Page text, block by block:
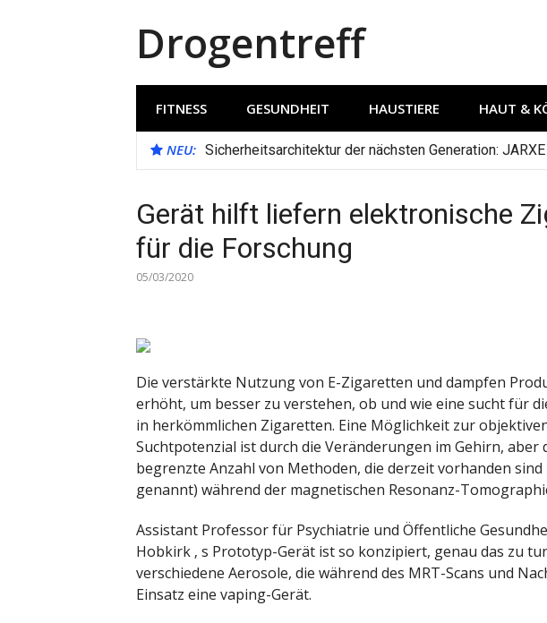
Drogentreff
FITNESS GESUNDHEIT HAUSTIERE HAUT &
NEU: Sicherheitsarchitektur der nächsten Generation:
Gerät hilft liefern elektronische
für die Forschung
05/03/2020
Die verstärkte Nutzung von E-Zigaretten und dampfen
erhöht, um besser zu verstehen, ob und wie eine sucht für
in herkömmlichen Zigaretten. Eine Möglichkeit zur
Suchtpotenzial ist durch die Veränderungen im Gehirn, aber
begrenzte Anzahl von Methoden, die derzeit vorhanden
genannt) während der magnetischen Resonanz-
Assistant Professor für Psychiatrie und Öffentliche
Hobkirk ‚ s Prototyp-Gerät ist so konzipiert, genau das zu
verschiedene Aerosole, die während des MRT-Scans und
Einsatz eine vaping-Gerät.